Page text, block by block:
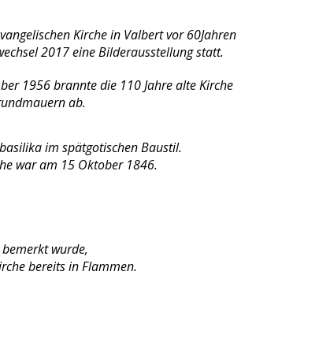
Kirche in Valbert vor 60Jahren
2017 eine Bilderausstellung statt.
1956 brannte die 110 Jahre alte Kirche
ab.
im spätgotischen Baustil.
war am 15 Oktober 1846.
wurde,
bereits in Flammen.